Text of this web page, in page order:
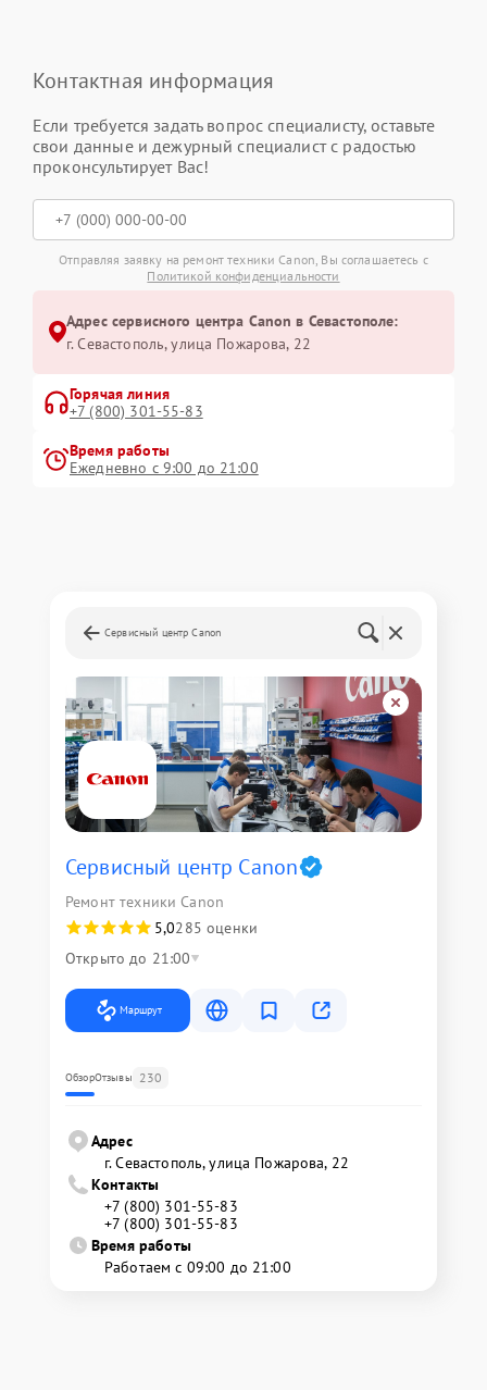
Контактная информация
Если требуется задать вопрос специалисту, оставьте
свои данные и дежурный специалист с радостью
проконсультирует Вас!
Отправляя заявку на ремонт техники Canon, Вы соглашаетесь с
Политикой конфиденциальности
Адрес сервисного центра Canon в Севастополе:
г. Севастополь, улица Пожарова, 22
Горячая линия
+7 (800) 301-55-83
Время работы
Ежедневно с 9:00 до 21:00
Сервисный центр Canon
Сервисный центр Canon
Ремонт техники Canon
5,0285 оценки
Открыто до 21:00
Маршрут
ОбзорОтзывы 230
Адрес
г. Севастополь, улица Пожарова, 22
Контакты
+7 (800) 301-55-83
+7 (800) 301-55-83
Время работы
Работаем с 09:00 до 21:00